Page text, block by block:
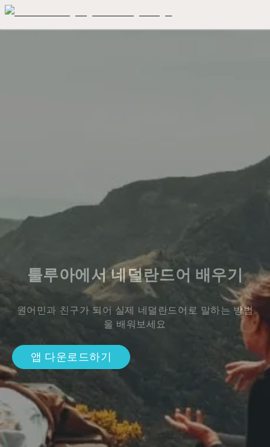
툴루아에서 네덜란드어 배우기
원어민과 친구가 되어 실제 네덜란드어로 말하는 방법
을 배워보세요
앱 다운로드하기